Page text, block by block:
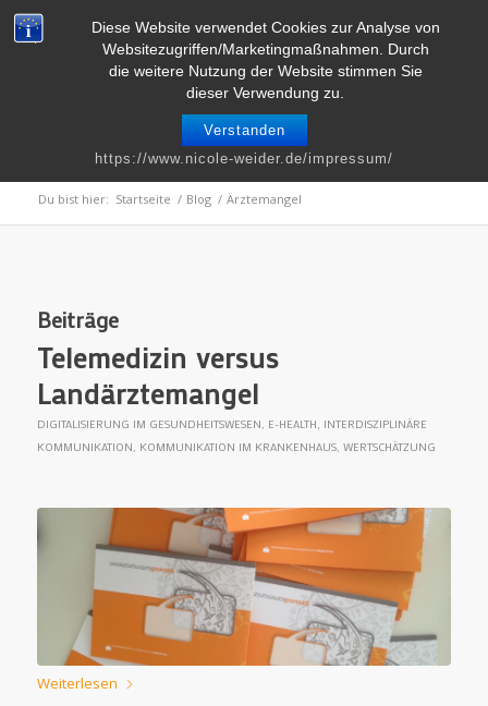
Diese Website verwendet Cookies zur Analyse von
Websitezugriffen/Marketingmaßnahmen. Durch
die weitere Nutzung der Website stimmen Sie
dieser Verwendung zu.
Verstanden
https://www.nicole-weider.de/impressum/
Schlagwortarchiv für: Ärztemangel
Du bist hier: Startseite / Blog / Ärztemangel
Beiträge
Telemedizin versus
Landärztemangel
DIGITALISIERUNG IM GESUNDHEITSWESEN, E-HEALTH, INTERDISZIPLINÄRE
KOMMUNIKATION, KOMMUNIKATION IM KRANKENHAUS, WERTSCHÄTZUNG
Weiterlesen